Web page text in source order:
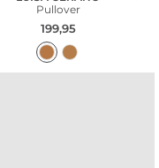
Pullover
199,95